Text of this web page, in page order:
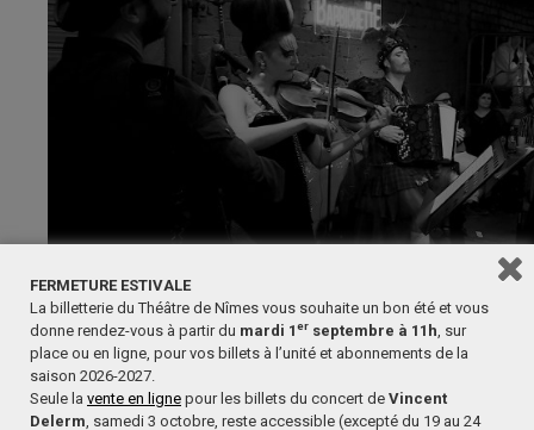
FERMETURE ESTIVALE
La billetterie du Théâtre de Nîmes vous souhaite un bon été et vous
donne rendez-vous à partir du mardi 1er septembre à 11h, sur
place ou en ligne, pour vos billets à l’unité et abonnements de la
saison 2026-2027.
Seule la vente en ligne pour les billets du concert de Vincent
Delerm, samedi 3 octobre, reste accessible (excepté du 19 au 24